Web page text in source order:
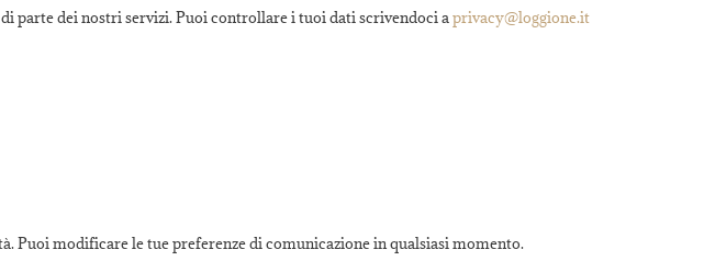
parte dei nostri servizi. Puoi controllare i tuoi dati scrivendoci aprivacy@loggione.it
modificare le tue preferenze di comunicazione in qualsiasi momento.